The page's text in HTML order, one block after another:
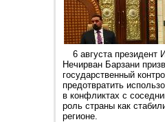
6 августа президент
Нечирван Барзани
государственный
предотвратить
в конфликтах с
роль страны как
регионе.